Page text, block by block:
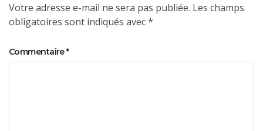
Votre adresse e-mail ne sera pas publiée. Les champs
obligatoires sont indiqués avec*
Commentaire*